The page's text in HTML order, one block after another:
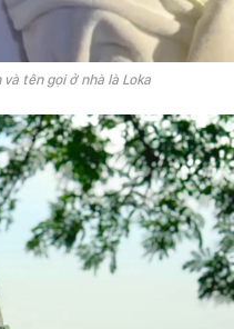
tên gọi ở nhà là Loka